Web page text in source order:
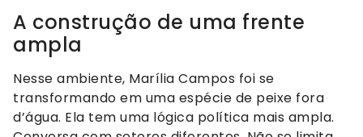
A construção de uma frente
ampla
Nesse ambiente, Marília Campos foi se
transformando em uma espécie de peixe fora
d’água. Ela tem uma lógica política mais ampla.